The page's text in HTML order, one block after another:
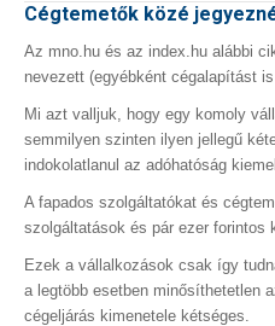
Cégtemetők közé
Az mno.hu és az index.hu alábbi
nevezett (egyébként cégalapítást
Mi azt valljuk, hogy egy komoly
semmilyen szinten ilyen jellegű
indokolatlanul az adóhatóság
A fapados szolgáltatókat és
szolgáltatások és pár ezer forintos
Ezek a vállalkozások csak így
a legtöbb esetben minősíthetetlen
cégeljárás kimenetele kétséges.